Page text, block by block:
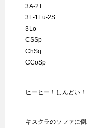
3A-2T
3F-1Eu-2S
3Lo
CSSp
ChSq
CCoSp
ヒーヒー！しんどい
キスクラのソファに